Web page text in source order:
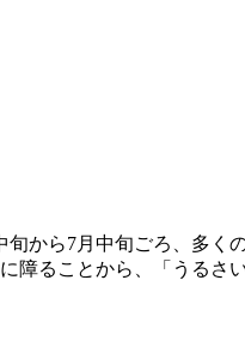
から7月中旬ごろ、多く
障ることから、「うるさ